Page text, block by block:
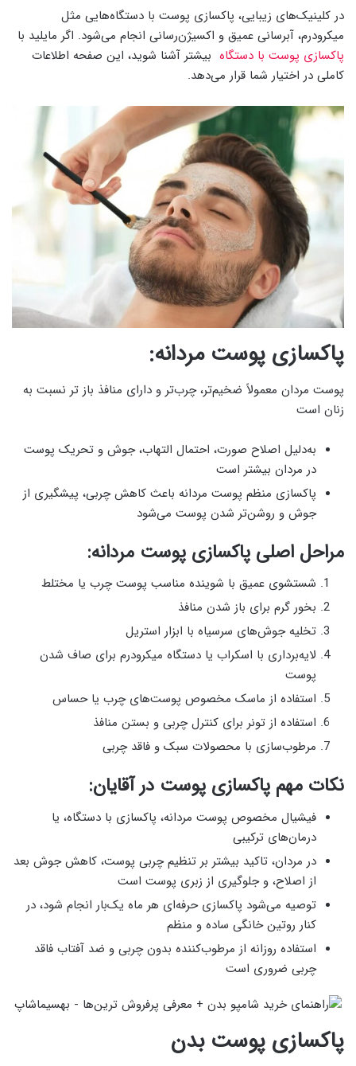
در کلینیک‌های زیبایی، پاکسازی پوست با دستگاه‌هایی مثل
میکرودرم، آبرسانی عمیق و اکسیژن‌رسانی انجام می‌شود. اگر مایلید با
پاکسازی پوست با دستگاه بیشتر آشنا شوید، این صفحه اطلاعات
کاملی در اختیار شما قرار می‌دهد.
پاکسازی پوست مردانه:
پوست مردان معمولاً ضخیم‌تر، چرب‌تر و دارای منافذ باز تر نسبت به
زنان است
به‌دلیل اصلاح صورت، احتمال التهاب، جوش و تحریک پوست
در مردان بیشتر است
پاکسازی منظم پوست مردانه باعث کاهش چربی، پیشگیری از
جوش و روشن‌تر شدن پوست می‌شود
مراحل اصلی پاکسازی پوست مردانه:
شستشوی عمیق با شوینده مناسب پوست چرب یا مختلط
بخور گرم برای باز شدن منافذ
تخلیه جوش‌های سرسیاه با ابزار استریل
لایه‌برداری با اسکراب یا دستگاه میکرودرم برای صاف شدن
پوست
استفاده از ماسک مخصوص پوست‌های چرب یا حساس
استفاده از تونر برای کنترل چربی و بستن منافذ
مرطوب‌سازی با محصولات سبک و فاقد چربی
نکات مهم پاکسازی پوست در آقایان:
فیشیال مخصوص پوست مردانه، پاکسازی با دستگاه، یا
درمان‌های ترکیبی
در مردان، تاکید بیشتر بر تنظیم چربی پوست، کاهش جوش بعد
از اصلاح، و جلوگیری از زبری پوست است
توصیه می‌شود پاکسازی حرفه‌ای هر ماه یک‌بار انجام شود، در
کنار روتین خانگی ساده و منظم
استفاده روزانه از مرطوب‌کننده بدون چربی و ضد آفتاب فاقد
چربی ضروری است
پاکسازی پوست بدن